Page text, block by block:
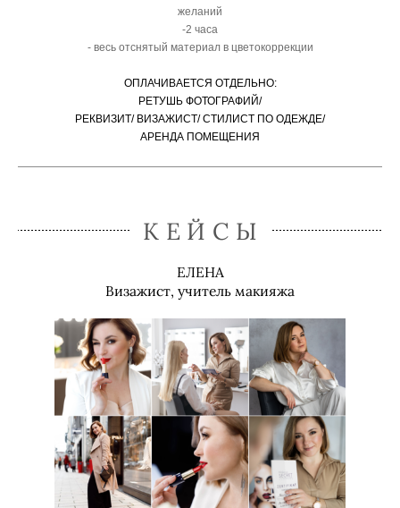
желаний
-2 часа
- весь отснятый материал в цветокоррекции
ОПЛАЧИВАЕТСЯ ОТДЕЛЬНО:
РЕТУШЬ ФОТОГРАФИЙ/
РЕКВИЗИТ/ ВИЗАЖИСТ/ СТИЛИСТ ПО ОДЕЖДЕ/
АРЕНДА ПОМЕЩЕНИЯ
КЕЙСЫ
ЕЛЕНА
Визажист, учитель макияжа